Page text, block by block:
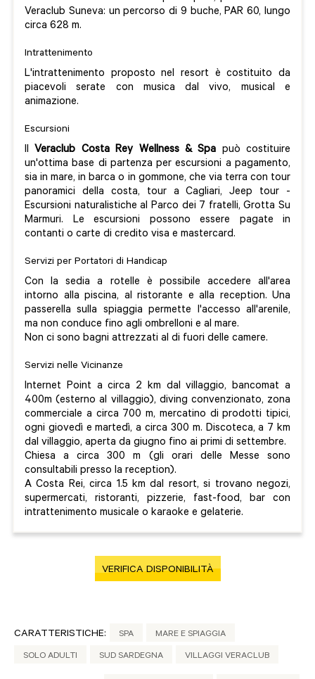
Veraclub Suneva: un percorso di 9 buche, PAR 60, lungo
circa 628 m.
Intrattenimento
L'intrattenimento proposto nel resort è costituito da
piacevoli serate con musica dal vivo, musical e
animazione.
Escursioni
Il Veraclub Costa Rey Wellness & Spa può costituire
un'ottima base di partenza per escursioni a pagamento,
sia in mare, in barca o in gommone, che via terra con tour
panoramici della costa, tour a Cagliari, Jeep tour -
Escursioni naturalistiche al Parco dei 7 fratelli, Grotta Su
Marmuri. Le escursioni possono essere pagate in
contanti o carte di credito visa e mastercard.
Servizi per Portatori di Handicap
Con la sedia a rotelle è possibile accedere all'area
intorno alla piscina, al ristorante e alla reception. Una
passerella sulla spiaggia permette l'accesso all'arenile,
ma non conduce fino agli ombrelloni e al mare.
Non ci sono bagni attrezzati al di fuori delle camere.
Servizi nelle Vicinanze
Internet Point a circa 2 km dal villaggio, bancomat a
400m (esterno al villaggio), diving convenzionato, zona
commerciale a circa 700 m, mercatino di prodotti tipici,
ogni giovedì e martedì, a circa 300 m. Discoteca, a 7 km
dal villaggio, aperta da giugno fino ai primi di settembre.
Chiesa a circa 300 m (gli orari delle Messe sono
consultabili presso la reception).
A Costa Rei, circa 1.5 km dal resort, si trovano negozi,
supermercati, ristoranti, pizzerie, fast-food, bar con
intrattenimento musicale o karaoke e gelaterie.
VERIFICA DISPONIBILITÀ
CARATTERISTICHE: SPA MARE E SPIAGGIA
SOLO ADULTI SUD SARDEGNA VILLAGGI VERACLUB